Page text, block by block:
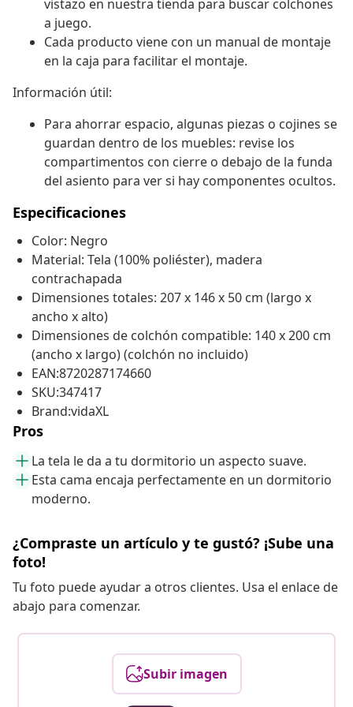
vistazo en nuestra tienda para buscar colchones
a juego.
Cada producto viene con un manual de montaje
en la caja para facilitar el montaje.
Información útil:
Para ahorrar espacio, algunas piezas o cojines se
guardan dentro de los muebles: revise los
compartimentos con cierre o debajo de la funda
del asiento para ver si hay componentes ocultos.
Especificaciones
Color: Negro
Material: Tela (100% poliéster), madera
contrachapada
Dimensiones totales: 207 x 146 x 50 cm (largo x
ancho x alto)
Dimensiones de colchón compatible: 140 x 200 cm
(ancho x largo) (colchón no incluido)
EAN:8720287174660
SKU:347417
Brand:vidaXL
Pros
La tela le da a tu dormitorio un aspecto suave.
Esta cama encaja perfectamente en un dormitorio
moderno.
¿Compraste un artículo y te gustó? ¡Sube una
foto!
Tu foto puede ayudar a otros clientes. Usa el enlace de
abajo para comenzar.
Subir imagen